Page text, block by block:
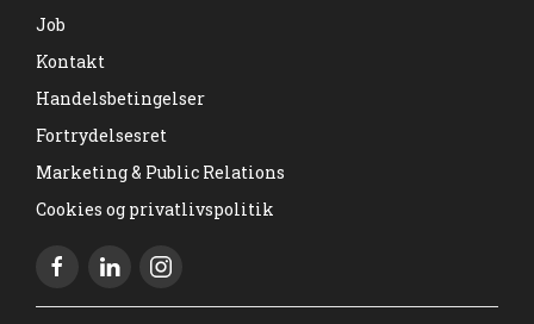
Job
Kontakt
Handelsbetingelser
Fortrydelsesret
Marketing & Public Relations
Cookies og privatlivspolitik